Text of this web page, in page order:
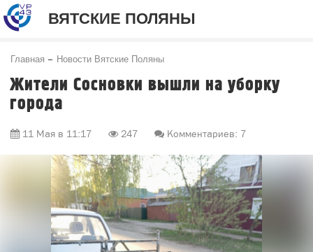
ВЯТСКИЕ ПОЛЯНЫ
Главная Новости Вятские Поляны
Жители Сосновки вышли на уборку
города
11 Мая в 11:17 247 Комментариев: 7